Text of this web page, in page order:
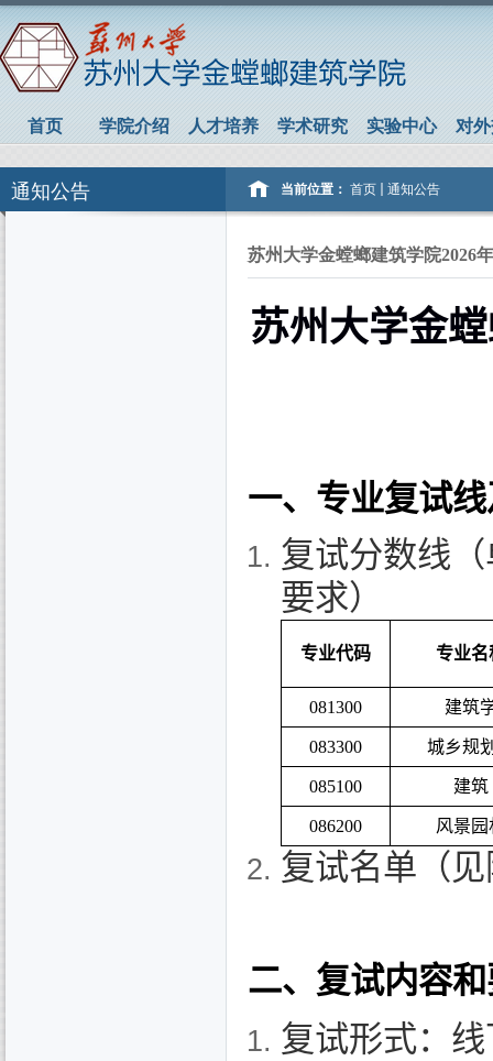
首页 学院介绍 人才培养 学术研究 实验中心 对
通知公告 当前位置： 首页 通知公告
苏州大学金螳螂建筑学院2026
苏州大学金
一、专业复试
复试分数线
要求）
专业代码 专业名
081300 建筑
083300 城乡规
085100 建筑
086200 风景园
复试名单（
二、复试内容
复试形式：